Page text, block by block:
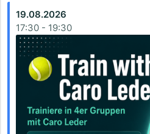
19.08.2026
17:30 - 19:30